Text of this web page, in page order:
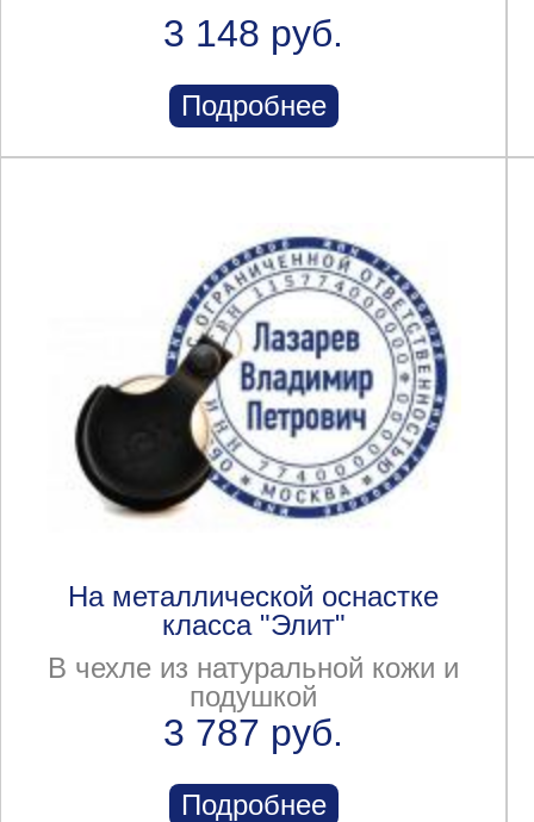
3 148 руб.
Подробнее
На металлической оснастке
класса "Элит"
В чехле из натуральной кожи и
подушкой
3 787 руб.
Подробнее